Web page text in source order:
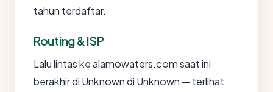
tahun terdaftar.
Routing & ISP
Lalu lintas ke alamowaters.com saat ini
berakhir di Unknown di Unknown — terlihat